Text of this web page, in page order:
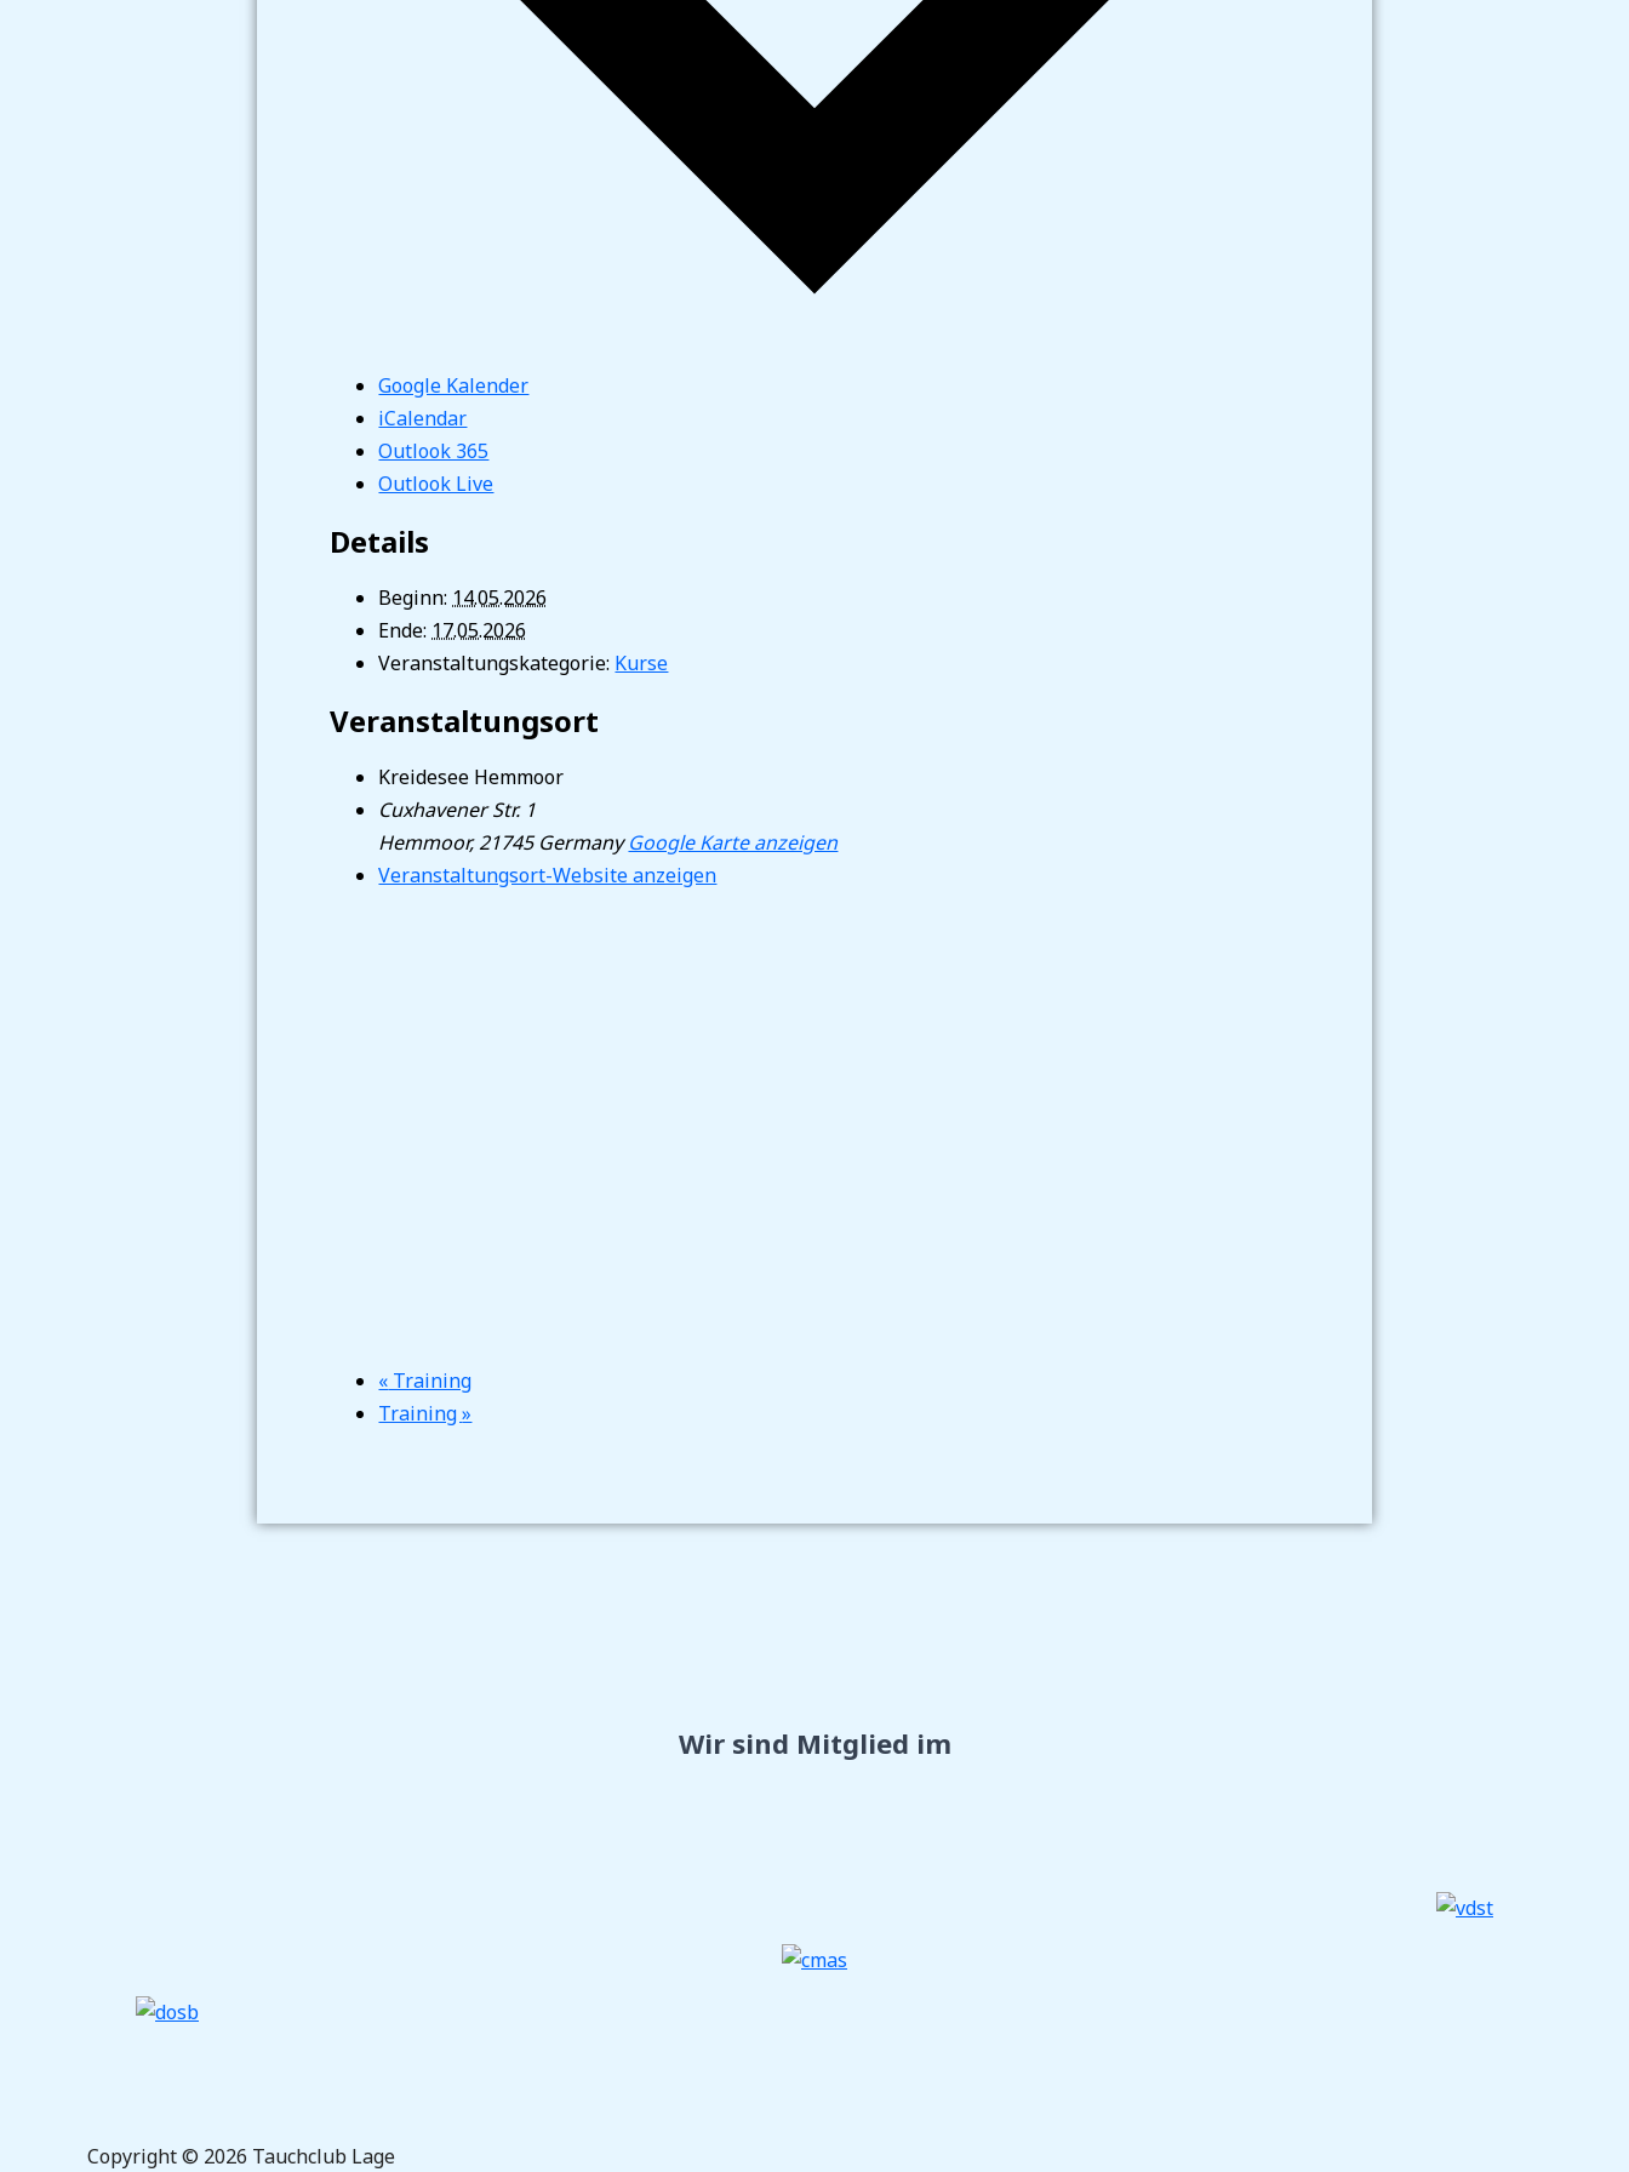
Google Kalender
iCalendar
Outlook 365
Outlook Live
Details
Beginn: 14.05.2026
Ende: 17.05.2026
Veranstaltungskategorie: Kurse
Veranstaltungsort
Kreidesee Hemmoor
Cuxhavener Str. 1
Hemmoor,21745 Germany Google Karte anzeigen
Veranstaltungsort-Website anzeigen
« Training
Training»
Wir sind Mitglied im
Copyright © 2026 Tauchclub Lage